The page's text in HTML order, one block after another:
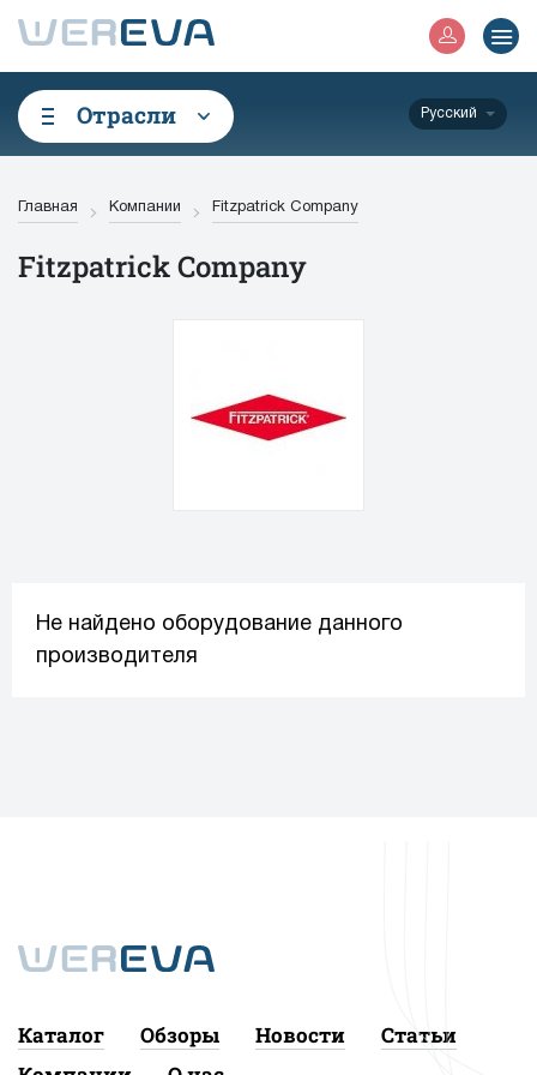
Отрасли Русский
Главная Компании Fitzpatrick Company
Fitzpatrick Company
Не найдено оборудование данного
производителя
Каталог Обзоры Новости
Статьи